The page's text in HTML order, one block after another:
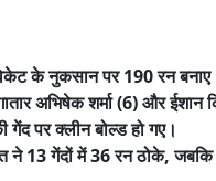
के नुकसान पर 190 रन
अभिषेक शर्मा (6) और
पर क्लीन बोल्ड हो गए।
13 गेंदों में 36 रन ठोके,